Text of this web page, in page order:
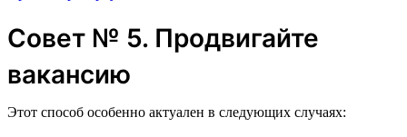
Совет № 5. Продвигайте
вакансию
Этот способ особенно актуален в следующих случаях: